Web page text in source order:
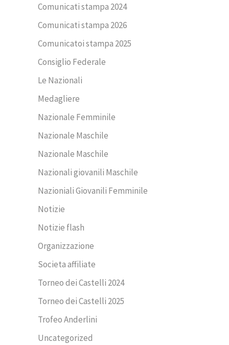
Comunicati stampa 2024
Comunicati stampa 2026
Comunicatoi stampa 2025
Consiglio Federale
Le Nazionali
Medagliere
Nazionale Femminile
Nazionale Maschile
Nazionale Maschile
Nazionali giovanili Maschile
Nazioniali Giovanili Femminile
Notizie
Notizie flash
Organizzazione
Societa affiliate
Torneo dei Castelli 2024
Torneo dei Castelli 2025
Trofeo Anderlini
Uncategorized